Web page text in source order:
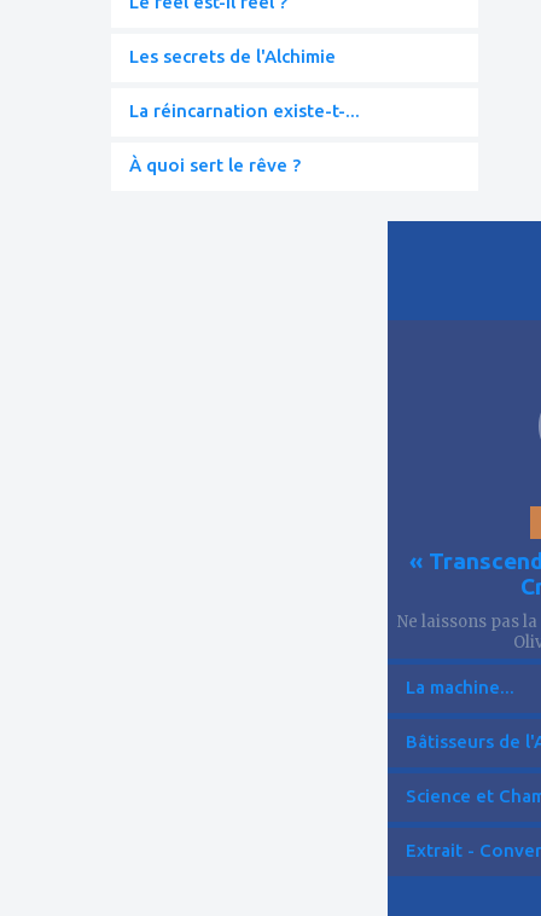
Les secrets de l'Alchimie
La réincarnation existe-t-...
À quoi sert le rêve ?
«
Ne laissons pas
La machine...
Bâtisseurs de
Science et
Extrait -